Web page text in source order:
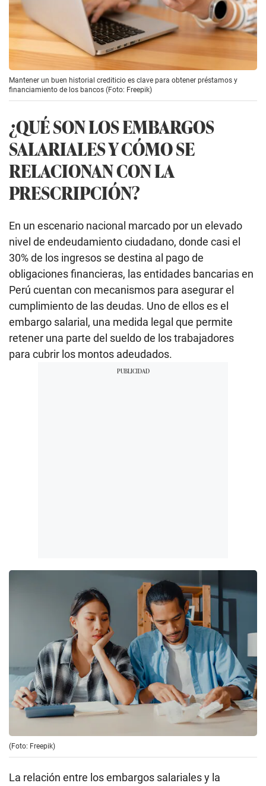
Mantener un buen historial crediticio es clave para obtener préstamos y
financiamiento de los bancos (Foto: Freepik)
¿QUÉ SON LOS EMBARGOS
SALARIALES Y CÓMO SE
RELACIONAN CON LA
PRESCRIPCIÓN?
En un escenario nacional marcado por un elevado
nivel de endeudamiento ciudadano, donde casi el
30% de los ingresos se destina al pago de
obligaciones financieras, las entidades bancarias en
Perú cuentan con mecanismos para asegurar el
cumplimiento de las deudas. Uno de ellos es el
embargo salarial, una medida legal que permite
retener una parte del sueldo de los trabajadores
para cubrir los montos adeudados.
(Foto: Freepik)
La relación entre los embargos salariales y la